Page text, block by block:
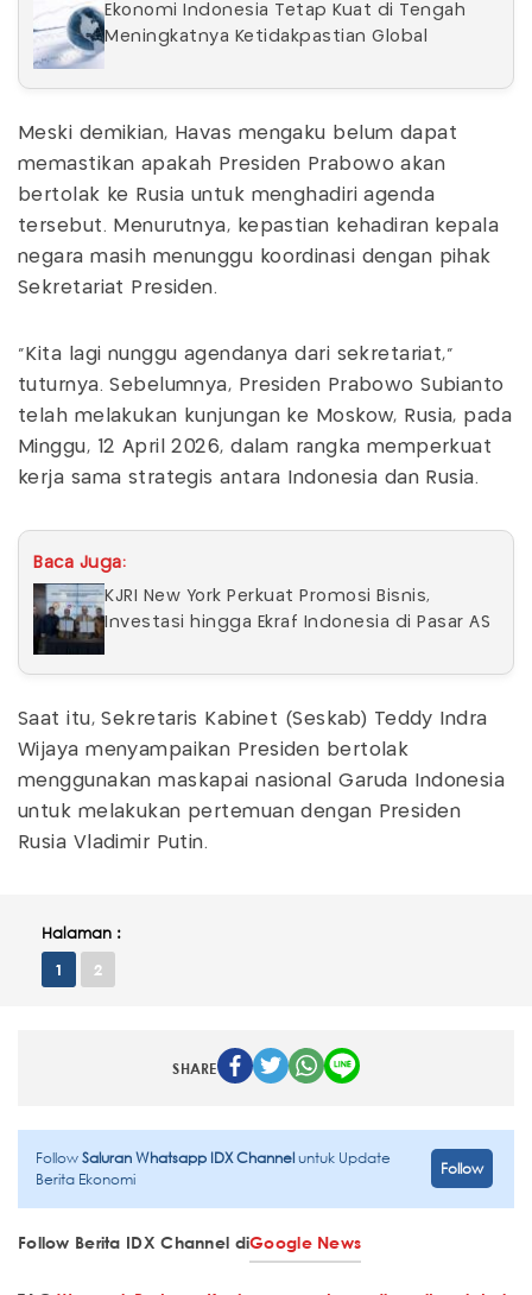
Ekonomi Indonesia Tetap Kuat di Tengah
Meningkatnya Ketidakpastian Global
Meski demikian, Havas mengaku belum dapat
memastikan apakah Presiden Prabowo akan
bertolak ke Rusia untuk menghadiri agenda
tersebut. Menurutnya, kepastian kehadiran kepala
negara masih menunggu koordinasi dengan pihak
Sekretariat Presiden.
"Kita lagi nunggu agendanya dari sekretariat,”
tuturnya. Sebelumnya, Presiden Prabowo Subianto
telah melakukan kunjungan ke Moskow, Rusia, pada
Minggu, 12 April 2026, dalam rangka memperkuat
kerja sama strategis antara Indonesia dan Rusia.
Baca Juga:
KJRI New York Perkuat Promosi Bisnis,
Investasi hingga Ekraf Indonesia di Pasar AS
Saat itu, Sekretaris Kabinet (Seskab) Teddy Indra
Wijaya menyampaikan Presiden bertolak
menggunakan maskapai nasional Garuda Indonesia
untuk melakukan pertemuan dengan Presiden
Rusia Vladimir Putin.
Halaman :
1 2
SHARE
FollowSaluran Whatsapp IDX Channeluntuk Update
Berita Ekonomi
Follow
Follow Berita IDX Channel diGoogle News